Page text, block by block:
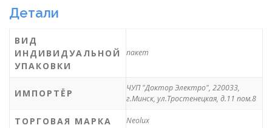
Детали
ВИД
ИНДИВИДУАЛЬНОЙ
УПАКОВКИ
пакет
ИМПОРТЁР
ЧУП "Доктор Электро", 220033,
г.Минск, ул.Тростенецкая, д.11 пом.8
ТОРГОВАЯ МАРКА Neolux